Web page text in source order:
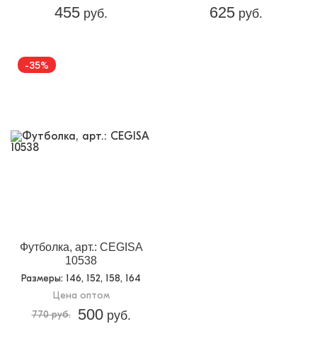
455 руб. 625 руб.
-35%
Футболка, арт.: CEGISA
10538
Размеры: 146, 152, 158, 164
Цена оптом
770 руб.
500руб.